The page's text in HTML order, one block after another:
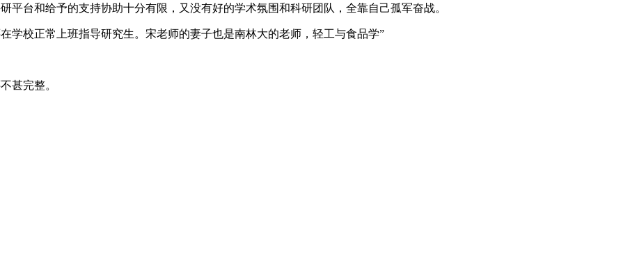
台和给予的支持协助十分有限，又没有好的学术氛围和科研团队，全靠自己孤军奋战。
学校正常上班指导研究生。宋老师的妻子也是南林大的老师，轻工与食品学”
甚完整。